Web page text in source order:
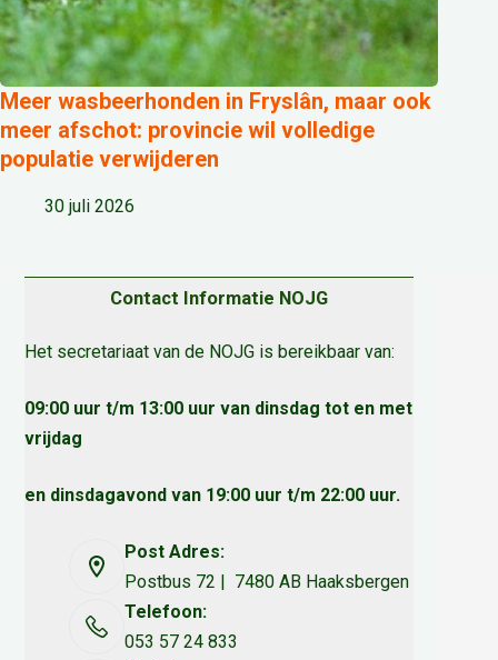
Meer wasbeerhonden in Fryslân, maar ook
meer afschot: provincie wil volledige
populatie verwijderen
30 juli 2026
Contact Informatie NOJG
Het secretariaat van de NOJG is bereikbaar van:
09:00 uur t/m 13:00 uur van dinsdag tot en met
vrijdag
en dinsdagavond van 19:00 uur t/m 22:00 uur.
Post Adres:
Postbus 72 | 7480 AB Haaksbergen
Telefoon:
053 57 24 833